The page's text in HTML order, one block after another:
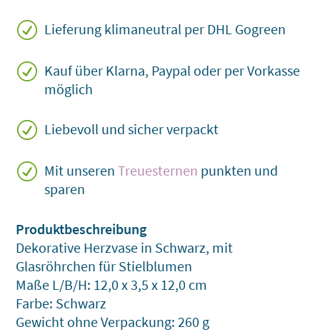
R Lieferung klimaneutral per DHL Gogreen
R Kauf über Klarna, Paypal oder per Vorkasse
möglich
R Liebevoll und sicher verpackt
R Mit unseren Treuesternen punkten und
sparen
Dekorative Herzvase in Schwarz, mit
Glasröhrchen für Stielblumen
Maße L/B/H: 12,0 x 3,5 x 12,0 cm
Farbe: Schwarz
Gewicht ohne Verpackung: 260 g